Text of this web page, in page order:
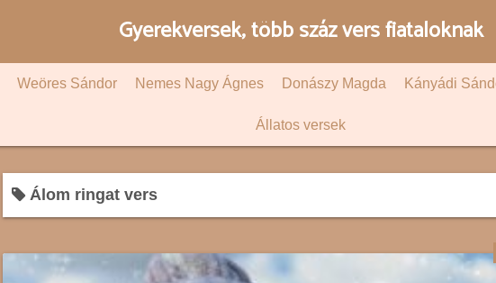
Gyerekversek, több száz vers fiataloknak
Weöres Sándor Nemes Nagy Ágnes Donászy Magda Kányádi
Állatos versek
Álom ringat vers